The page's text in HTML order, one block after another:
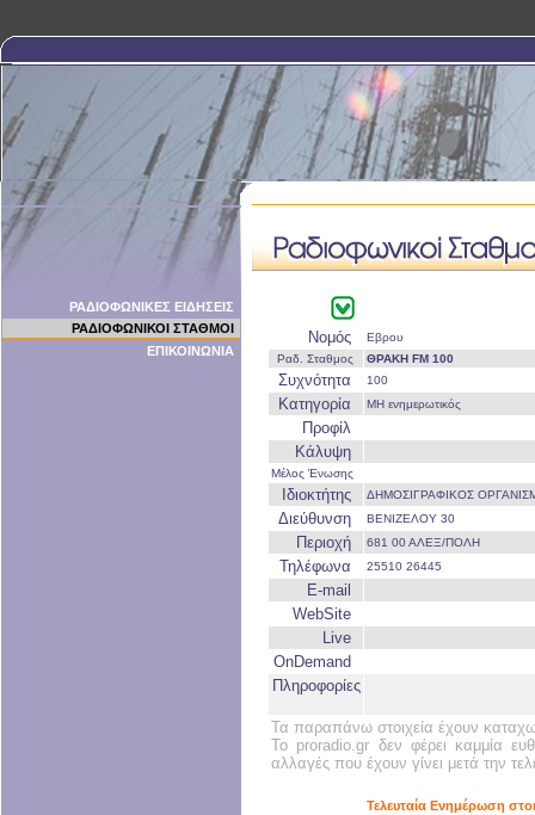
ΡΑΔΙΟΦΩΝΙΚΕΣ ΕΙΔΗΣΕΙΣ
ΡΑΔΙΟΦΩΝΙΚΟΙ ΣΤΑΘΜΟΙ
ΕΠΙΚΟΙΝΩΝΙΑ
Νομός
Εβρου
Ραδ. Σταθμος
ΘΡΑΚΗ FM 100
Συχνότητα 100
Κατηγορία ΜΗ ενημερωτικός
Προφίλ
Κάλυψη
Μέλος Ένωσης
Ιδιοκτήτης ΔΗΜΟΣΙΓΡΑΦΙΚΟΣ
Διεύθυνση ΒΕΝΙΖΕΛΟΥ 30
Περιοχή 681 00 ΑΛΕΞ/ΠΟΛΗ
Τηλέφωνα 25510 26445
E-mail
WebSite
Live
OnDemand
Πληροφορίες
Τα παραπάνω στοιχεία έχουν
Το proradio.gr δεν φέρει καμμία
αλλαγές που έχουν γίνει μετά την
Τελευταία Ενημέρωση